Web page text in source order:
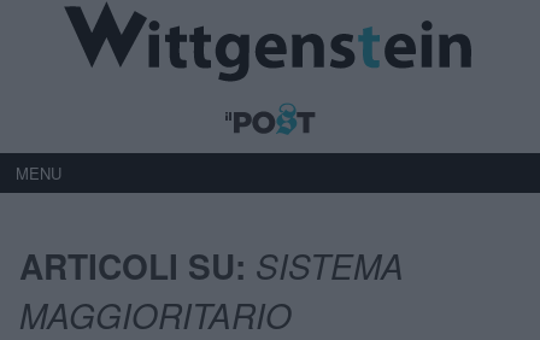
MENU
ARTICOLI SU: SISTEMA
MAGGIORITARIO